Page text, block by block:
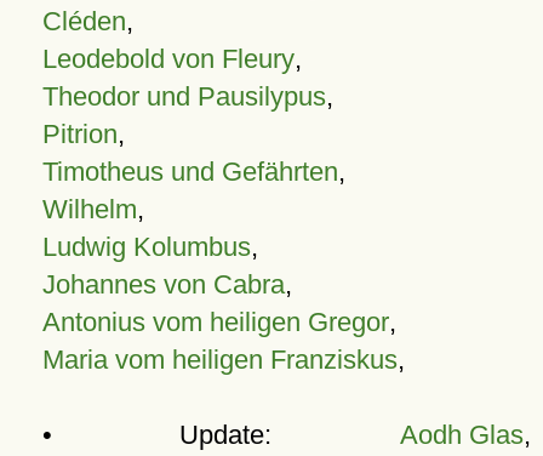
Cléden,
Leodebold von Fleury,
Theodor und Pausilypus,
Pitrion,
Timotheus und Gefährten,
Wilhelm,
Ludwig Kolumbus,
Johannes von Cabra,
Antonius vom heiligen Gregor,
Maria vom heiligen Franziskus,
• Update: Aodh Glas,